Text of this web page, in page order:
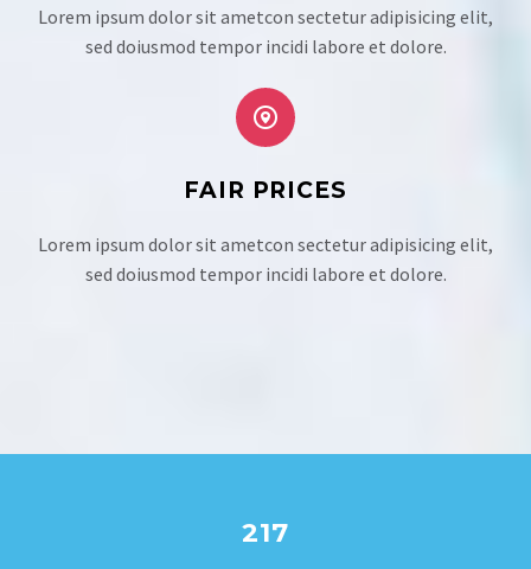
Lorem ipsum dolor sit ametcon sectetur adipisicing elit,
sed doiusmod tempor incidi labore et dolore.


FAIR PRICES
Lorem ipsum dolor sit ametcon sectetur adipisicing elit,
sed doiusmod tempor incidi labore et dolore.
217